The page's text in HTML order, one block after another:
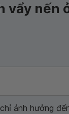
vẩy nến
ảnh hưởng